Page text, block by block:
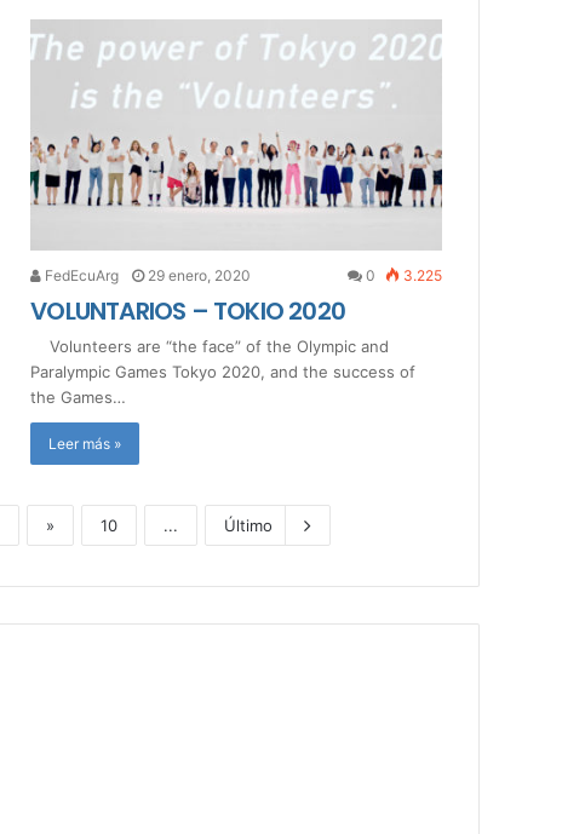
FedEcuArg 29 enero, 2020 0 3.225
VOLUNTARIOS – TOKIO 2020
Volunteers are “the face” of the Olympic and
Paralympic Games Tokyo 2020, and the success of
the Games…
Leer más »
» 10 ... Último